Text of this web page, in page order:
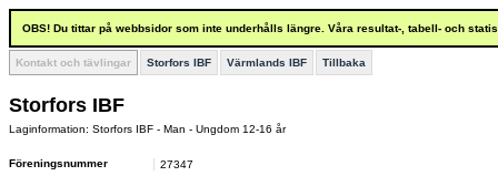
OBS! Du tittar på webbsidor som inte underhålls längre. Våra resultat-, tabell- och
Kontakt och tävlingar Storfors IBF Värmlands IBF Tillbaka
Storfors IBF
Laginformation: Storfors IBF - Man - Ungdom 12-16 år
Föreningsnummer
27347